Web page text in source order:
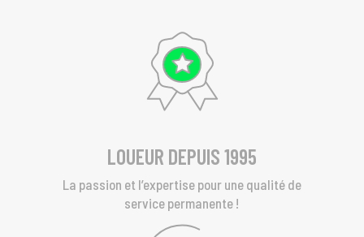
LOUEUR DEPUIS 1995
La passion et l’expertise pour une qualité de
service permanente !